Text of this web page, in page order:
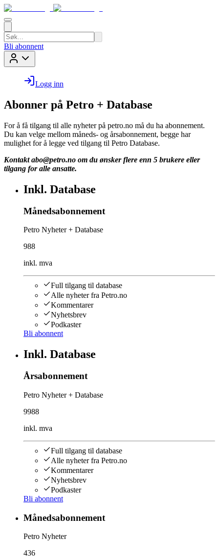
Bli abonnent
Logg inn
Abonner på Petro + Database
For å få tilgang til alle nyheter på petro.no må du ha abonnement.
Du kan velge mellom måneds- og årsabonnement, begge har
mulighet for å legge ved tilgang til Petro Database.
Kontakt abo@petro.no om du ønsker flere enn 5 brukere eller
tilgang for alle ansatte.
Inkl. Database
Månedsabonnement
Petro Nyheter + Database
988
inkl. mva
Full tilgang til database
Alle nyheter fra Petro.no
Kommentarer
Nyhetsbrev
Podkaster
Bli abonnent
Inkl. Database
Årsabonnement
Petro Nyheter + Database
9988
inkl. mva
Full tilgang til database
Alle nyheter fra Petro.no
Kommentarer
Nyhetsbrev
Podkaster
Bli abonnent
Månedsabonnement
Petro Nyheter
436